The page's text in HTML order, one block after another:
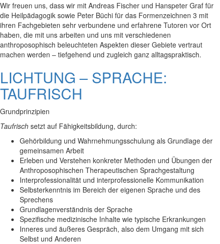
Wir freuen uns, dass wir mit Andreas Fischer und Hanspeter Graf für
die Heilpädagogik sowie Peter Büchi für das Formenzeichnen 3 mit
ihren Fachgebieten sehr verbundene und erfahrene Tutoren vor Ort
haben, die mit uns arbeiten und uns mit verschiedenen
anthroposophisch beleuchteten Aspekten dieser Gebiete vertraut
machen werden – tiefgehend und zugleich ganz alltagspraktisch.
LICHTUNG – SPRACHE:
TAUFRISCH
Grundprinzipien
Taufrisch setzt auf Fähigkeitsbildung, durch:
Gehörbildung und Wahrnehmungsschulung als Grundlage der
gemeinsamen Arbeit
Erleben und Verstehen konkreter Methoden und Übungen der
Anthroposophischen Therapeutischen Sprachgestaltung
Interprofessionalität und interprofessionelle Kommunikation
Selbsterkenntnis im Bereich der eigenen Sprache und des
Sprechens
Grundlagenverständnis der Sprache
Spezifische medizinische Inhalte wie typische Erkrankungen
Inneres und äußeres Gespräch, also dem Umgang mit sich
Selbst und Anderen